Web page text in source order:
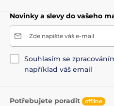
Novinky a slevy do vašeho
Zde napište váš e-mail
Souhlasím se
například váš email
Potřebujete poradit offline